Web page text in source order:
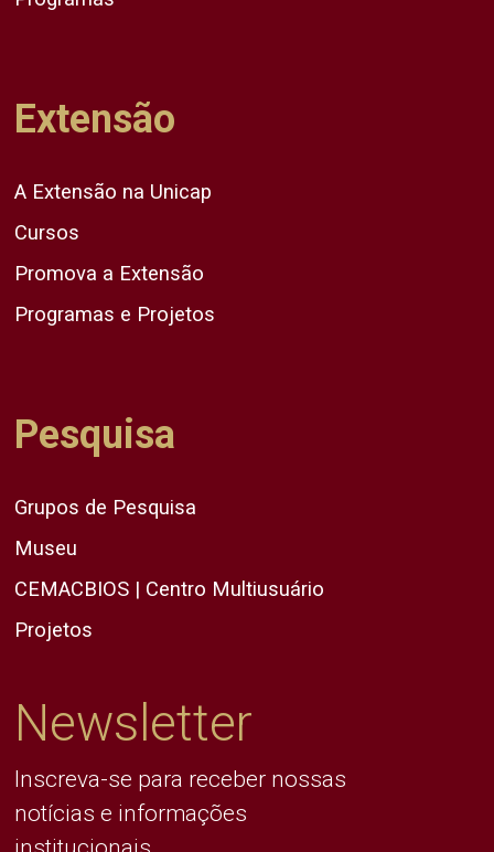
Extensão
A Extensão na Unicap
Cursos
Promova a Extensão
Programas e Projetos
Pesquisa
Grupos de Pesquisa
Museu
CEMACBIOS | Centro Multiusuário
Projetos
Newsletter
Inscreva-se para receber nossas
notícias e informações